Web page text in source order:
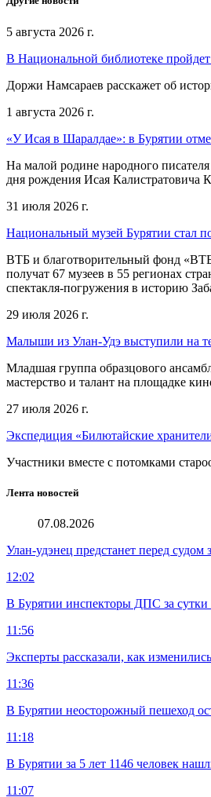
5 августа 2026 г.
В Национальной библиотеке пройдет
Доржи Намсараев расскажет об
1 августа 2026 г.
«У Исая в Шаралдае»: в Бурятии
На малой родине народного
дня рождения Исая Калистратовича
31 июля 2026 г.
Национальный музей Бурятии стал
ВТБ и благотворительный фонд
получат 67 музеев в 55 регионах
спектакля-погружения в историю
29 июля 2026 г.
Малыши из Улан-Удэ выступили на
Младшая группа образцового
мастерство и талант на площадке
27 июля 2026 г.
Экспедиция «Билютайские
Участники вместе с потомками
Лента новостей
07.08.2026
Улан-удэнец предстанет перед
12:02
В Бурятии инспекторы ДПС за сутки
11:56
Эксперты рассказали, как
11:36
В Бурятии неосторожный пешеход
11:18
В Бурятии за 5 лет 1146 человек
11:07